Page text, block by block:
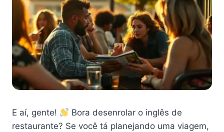
E aí, gente!
Bora desenrolar o inglês de
restaurante? Se você tá planejando uma viagem,